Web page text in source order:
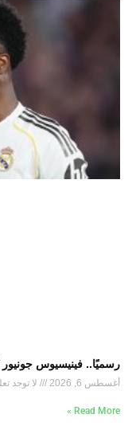
رسميًا.. فينيسيوس
أغسطس 6, 2026 لا توجد
Read More »